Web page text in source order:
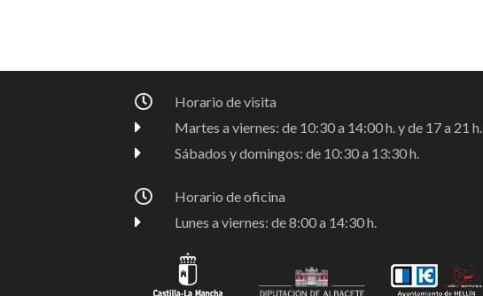
Horario de visita
Martes a viernes: de 10:30 a 14:00 h. y de 17 a 21 h.
Sábados y domingos: de 10:30 a 13:30 h.
Horario de oficina
Lunes a viernes: de 8:00 a 14:30 h.